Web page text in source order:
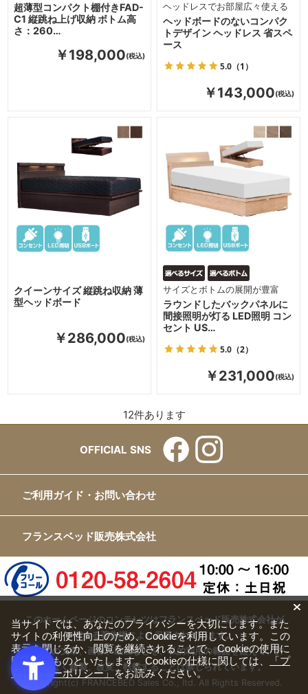
超薄型コンパクト棚付きFAD-
C1 縦跳ね上げ収納 ボトム高
さ：260…
￥198,000
ヘッドボードのないコンパク
トデザイン ヘッドレス 省スペ
ース
5.0（1）
ヘッドレスでお部屋広々使える
￥143,000
クイーンサイズ 縦跳ね収納 薄
型ヘッドボード
￥286,000
ラウンドしたバックパネルに
間接照明が灯る LED照明 コン
セント US…
5.0（2）
サイズとボトムの展開が豊富
￥231,000
12件あります
OFFICIAL SNS
ご利用ガイド・お問い合わせ
フランスベッド販売株式会社
このホームページのコンテンツはフランスベッド販売株式会社が
有する著作権により保護されています。
すべての文章、画像、動画などを、私的利用の範囲を超えて、許
可なく複製、改変、転載することは禁じられています。
Copyright(c) FRANCEBED Sales Co., ltd. All Rights Reserved.
当サイトでは、あなたのプライバシーを大切にします。また
サイトの利便性向上のため、Cookieを利用しています。この
表示を閉じるか、閲覧を継続されることで、Cookieの使用に
同意するものといたします。Cookieの仕様に関しては、
「プ
ライバシーポリシー」をお読みください。